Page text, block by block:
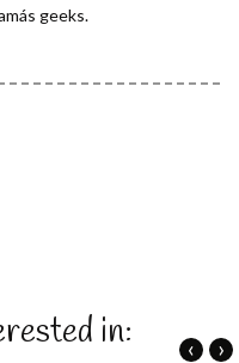
geeks.
in: ‹ ›